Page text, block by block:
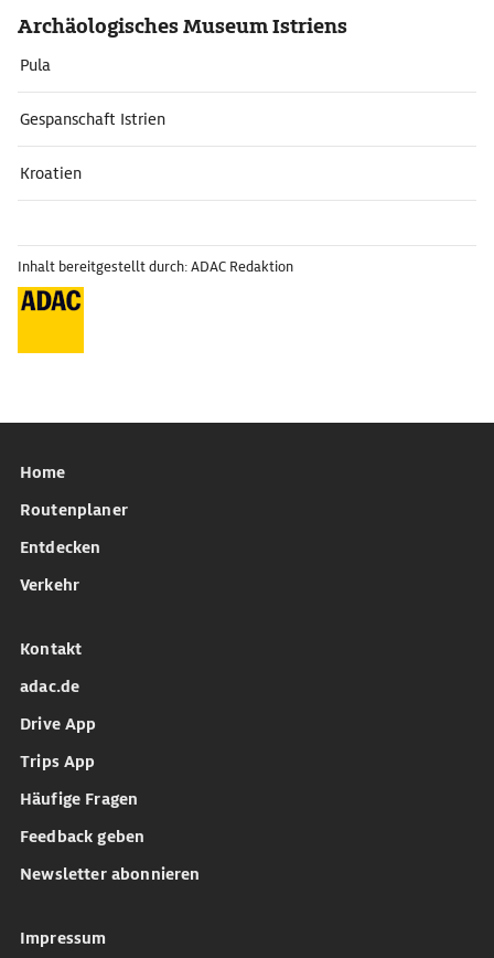
Archäologisches Museum Istriens
Pula
Gespanschaft Istrien
Kroatien
Inhalt bereitgestellt durch: ADAC Redaktion
Home
Routenplaner
Entdecken
Verkehr
Kontakt
adac.de
Drive App
Trips App
Häufige Fragen
Feedback geben
Newsletter abonnieren
Impressum